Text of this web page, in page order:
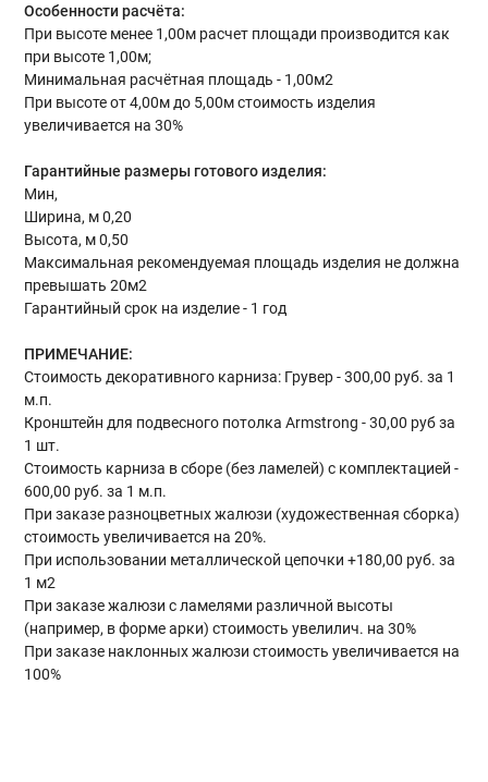
Особенности расчёта:
При высоте менее 1,00м расчет площади производится как
при высоте 1,00м;
Минимальная расчётная площадь - 1,00м2
При высоте от 4,00м до 5,00м стоимость изделия
увеличивается на 30%
Гарантийные размеры готового изделия:
Мин,
Ширина, м 0,20
Высота, м 0,50
Максимальная рекомендуемая площадь изделия не должна
превышать 20м2
Гарантийный срок на изделие - 1 год
ПРИМЕЧАНИЕ:
Стоимость декоративного карниза: Грувер - 300,00 руб. за 1
м.п.
Кронштейн для подвесного потолка Armstrong - 30,00 руб за
1 шт.
Стоимость карниза в сборе (без ламелей) с комплектацией -
600,00 руб. за 1 м.п.
При заказе разноцветных жалюзи (художественная сборка)
стоимость увеличивается на 20%.
При использовании металлической цепочки +180,00 руб. за
1 м2
При заказе жалюзи с ламелями различной высоты
(например, в форме арки) стоимость увелилич. на 30%
При заказе наклонных жалюзи стоимость увеличивается на
100%